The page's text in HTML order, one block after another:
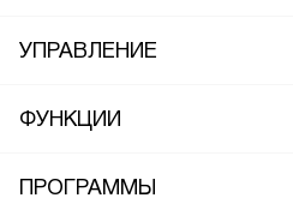
УПРАВЛЕНИЕ
ФУНКЦИИ
ПРОГРАММЫ